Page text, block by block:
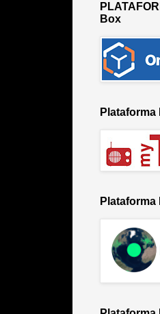
Box
Plataforma
Plataforma